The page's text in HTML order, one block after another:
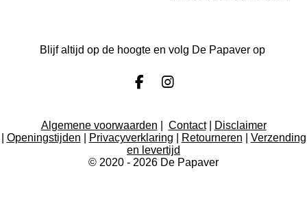
Blijf altijd op de hoogte en volg De Papaver op
F
e
b
o
o
I
t
a
g
r
Algemene voorwaarden Contact|
Disclaimer
Openingstijden Privacyverklaring Retourneren
Verzending
en levertijd
© 2020 - 2026 De Papaver